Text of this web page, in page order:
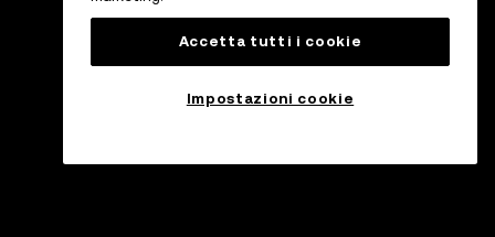
Accetta tutti i cookie
Impostazioni cookie